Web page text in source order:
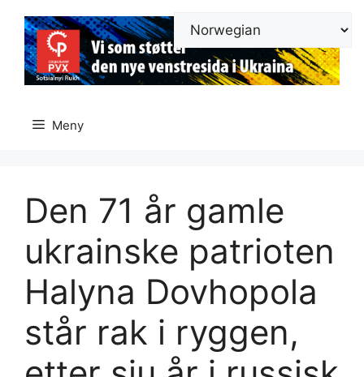
innhold
Meny
Den 71 år gamle
ukrainske patrioten
Halyna Dovhopola
står rak i ryggen,